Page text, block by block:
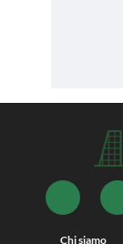
Chi siamo